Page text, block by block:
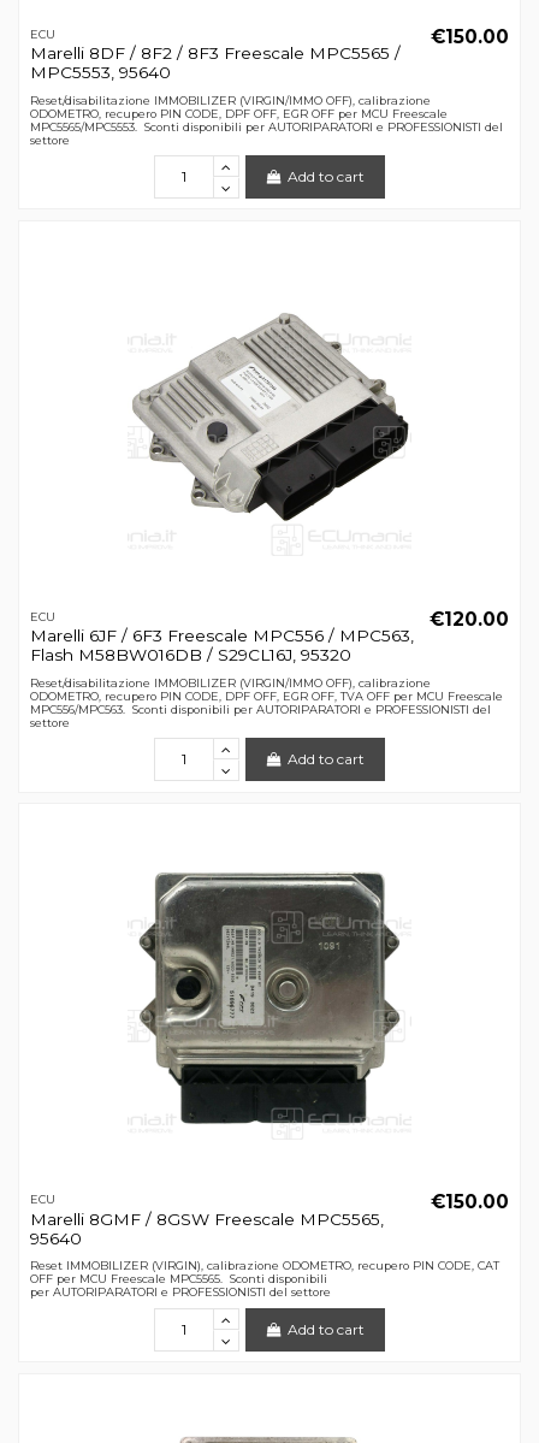
ECU
Marelli 8DF / 8F2 / 8F3 Freescale MPC5565 /
MPC5553, 95640
€150.00
Reset/disabilitazione IMMOBILIZER (VIRGIN/IMMO OFF), calibrazione
ODOMETRO, recupero PIN CODE, DPF OFF, EGR OFF per MCU Freescale
MPC5565/MPC5553. Sconti disponibili per AUTORIPARATORI e PROFESSIONISTI del
settore
Add to cart
ECU
Marelli 6JF / 6F3 Freescale MPC556 / MPC563,
Flash M58BW016DB / S29CL16J, 95320
€120.00
Reset/disabilitazione IMMOBILIZER (VIRGIN/IMMO OFF), calibrazione
ODOMETRO, recupero PIN CODE, DPF OFF, EGR OFF, TVA OFF per MCU Freescale
MPC556/MPC563. Sconti disponibili per AUTORIPARATORI e PROFESSIONISTI del
settore
Add to cart
ECU
Marelli 8GMF / 8GSW Freescale MPC5565,
95640
€150.00
Reset IMMOBILIZER (VIRGIN), calibrazione ODOMETRO, recupero PIN CODE, CAT
OFF per MCU Freescale MPC5565. Sconti disponibili
per AUTORIPARATORI e PROFESSIONISTI del settore
Add to cart